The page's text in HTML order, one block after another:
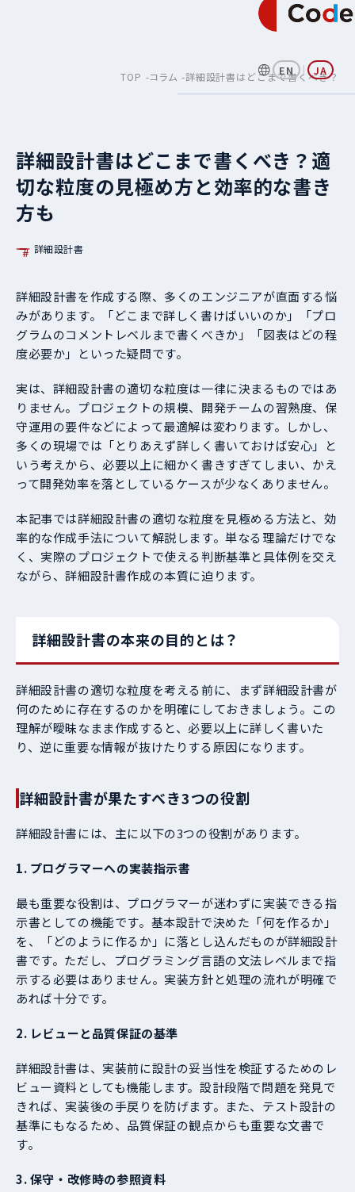
EN | JA
TOP コラム 詳細設計書はどこまで書くべき？
詳細設計書はどこまで書くべき？適
切な粒度の見極め方と効率的な書き
方も
詳細設計書
詳細設計書を作成する際、多くのエンジニアが直面する悩
みがあります。「どこまで詳しく書けばいいのか」「プロ
グラムのコメントレベルまで書くべきか」「図表はどの程
度必要か」といった疑問です。
実は、詳細設計書の適切な粒度は一律に決まるものではあ
りません。プロジェクトの規模、開発チームの習熟度、保
守運用の要件などによって最適解は変わります。しかし、
多くの現場では「とりあえず詳しく書いておけば安心」と
いう考えから、必要以上に細かく書きすぎてしまい、かえ
って開発効率を落としているケースが少なくありません。
本記事では詳細設計書の適切な粒度を見極める方法と、効
率的な作成手法について解説します。単なる理論だけでな
く、実際のプロジェクトで使える判断基準と具体例を交え
ながら、詳細設計書作成の本質に迫ります。
詳細設計書の本来の目的とは？
詳細設計書の適切な粒度を考える前に、まず詳細設計書が
何のために存在するのかを明確にしておきましょう。この
理解が曖昧なまま作成すると、必要以上に詳しく書いた
り、逆に重要な情報が抜けたりする原因になります。
詳細設計書が果たすべき3つの役割
詳細設計書には、主に以下の3つの役割があります。
1. プログラマーへの実装指示書
最も重要な役割は、プログラマーが迷わずに実装できる指
示書としての機能です。基本設計で決めた「何を作るか」
を、「どのように作るか」に落とし込んだものが詳細設計
書です。ただし、プログラミング言語の文法レベルまで指
示する必要はありません。実装方針と処理の流れが明確で
あれば十分です。
2. レビューと品質保証の基準
詳細設計書は、実装前に設計の妥当性を検証するためのレ
ビュー資料としても機能します。設計段階で問題を発見で
きれば、実装後の手戻りを防げます。また、テスト設計の
基準にもなるため、品質保証の観点からも重要な文書で
す。
3. 保守・改修時の参照資料